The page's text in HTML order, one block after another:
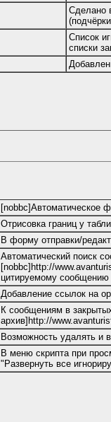
Сделано
Список
списки
[nobbc]Автоматическое
Отрисовка границ у
В форму отправки/
Автоматический поиск
[nobbc]http://
цитируемому сообщению
Добавление ссылок на
К сообщениям в
архив]http://
Возможность удалять и
В меню скрипта при
"Развернуть все